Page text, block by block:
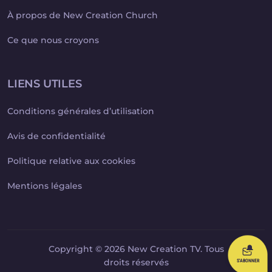
À propos de New Creation Church
Ce que nous croyons
LIENS UTILES
Conditions générales d’utilisation
Avis de confidentialité
Politique relative aux cookies
Mentions légales
Copyright © 2026 New Creation TV. Tous
droits réservés
S'ABONNER